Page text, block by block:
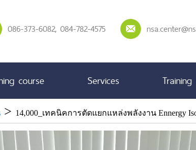
086-373-6082, 084-782-4575
course Services
> 14,000_เทคนิคการตัดแยกแหล่งพลังงาน Ennergy